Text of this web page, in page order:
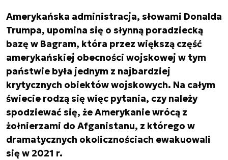
Amerykańska administracja, słowami Donalda
Trumpa, upomina się o słynną poradziecką
bazę w Bagram, która przez większą część
amerykańskiej obecności wojskowej w tym
państwie była jednym z najbardziej
krytycznych obiektów wojskowych. Na całym
świecie rodzą się więc pytania, czy należy
spodziewać się, że Amerykanie wrócą z
żołnierzami do Afganistanu, z którego w
dramatycznych okolicznościach ewakuowali
się w 2021 r.